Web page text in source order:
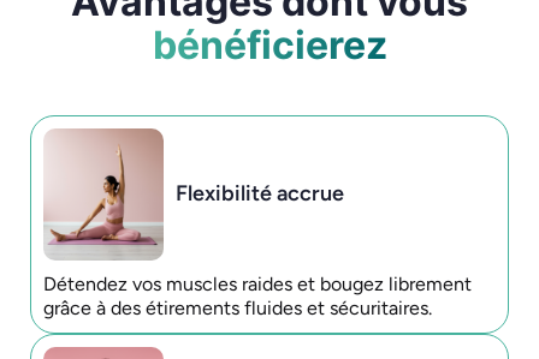
bénéficierez
Flexibilité accrue
Détendez vos muscles raides et bougez librement
grâce à des étirements fluides et sécuritaires.